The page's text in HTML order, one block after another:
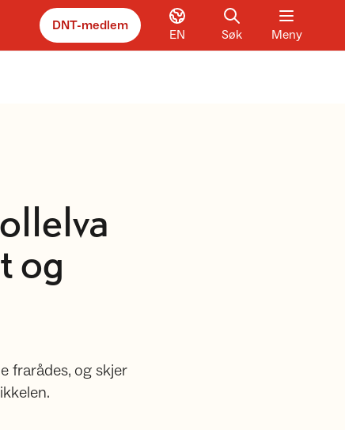
DNT-medlem
EN Søk Meny
og
frarådes, og skjer